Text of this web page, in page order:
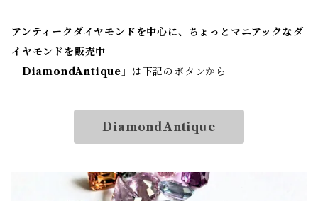
アンティークダイヤモンドを中心に、ちょっとマニアックなダ
イヤモンドを販売中
「 DiamondAntique 」は下記のボタンから
DiamondAntique